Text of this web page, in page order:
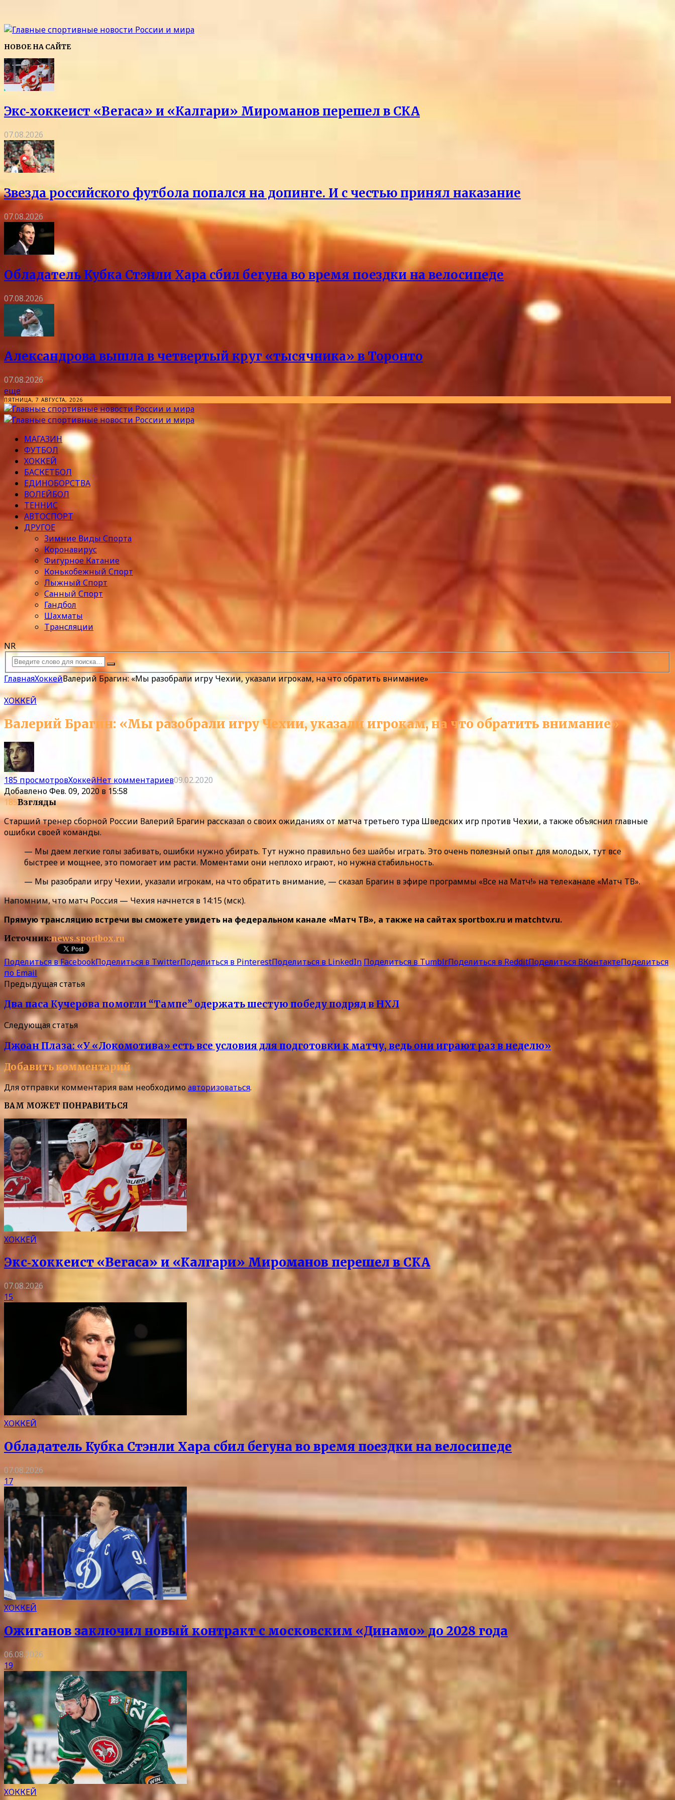
НОВОЕ НА САЙТЕ
Экс‑хоккеист «Вегаса» и «Калгари» Мироманов перешел в СКА
07.08.2026
Звезда российского футбола попался на допинге. И с честью принял наказание
07.08.2026
Обладатель Кубка Стэнли Хара сбил бегуна во время поездки на велосипеде
07.08.2026
Александрова вышла в четвертый круг «тысячника» в Торонто
07.08.2026
еще
ПЯТНИЦА, 7 АВГУСТА, 2026
МАГАЗИН
ФУТБОЛ
ХОККЕЙ
БАСКЕТБОЛ
ЕДИНОБОРСТВА
ВОЛЕЙБОЛ
ТЕННИС
АВТОСПОРТ
ДРУГОЕ
Зимние Виды Спорта
Коронавирус
Фигурное Катание
Конькобежный Спорт
Лыжный Спорт
Санный Спорт
Гандбол
Шахматы
Трансляции
NR
ГлавнаяХоккейВалерий Брагин: «Мы разобрали игру Чехии, указали игрокам, на что обратить внимание»
ХОККЕЙ
Валерий Брагин: «Мы разобрали игру Чехии, указали игрокам, на что обратить внимание»
185 просмотровХоккейНет комментариев09.02.2020
ДобавленоФев. 09, 2020 в 15:58
185Взгляды
Старший тренер сборной России Валерий Брагин рассказал о своих ожиданиях от матча третьего тура Шведских игр против Чехии, а также объяснил главные
ошибки своей команды.
— Мы даем легкие голы забивать, ошибки нужно убирать. Тут нужно правильно без шайбы играть. Это очень полезный опыт для молодых, тут все
быстрее и мощнее, это помогает им расти. Моментами они неплохо играют, но нужна стабильность.
— Мы разобрали игру Чехии, указали игрокам, на что обратить внимание, — сказал Брагин в эфире программы «Все на Матч!» на телеканале «Матч ТВ».
Напомним, что матч Россия — Чехия начнется в 14:15 (мск).
Прямую трансляцию встречи вы сможете увидеть на федеральном канале «Матч ТВ», а также на сайтах sportbox.ru и matchtv.ru.
Источник:news.sportbox.ru
Поделиться в FacebookПоделиться в TwitterПоделиться в PinterestПоделиться в LinkedIn Поделиться в TumblrПоделиться в RedditПоделиться ВКонтактеПоделиться
по Email
Предыдущая статья
Два паса Кучерова помогли “Тампе” одержать шестую победу подряд в НХЛ
Следующая статья
Джоан Плаза: «У «Локомотива» есть все условия для подготовки к матчу, ведь они играют раз в неделю»
Добавить комментарий
Для отправки комментария вам необходимоавторизоваться.
ВАМ МОЖЕТ ПОНРАВИТЬСЯ
ХОККЕЙ
Экс‑хоккеист «Вегаса» и «Калгари» Мироманов перешел в СКА
07.08.2026
15
ХОККЕЙ
Обладатель Кубка Стэнли Хара сбил бегуна во время поездки на велосипеде
07.08.2026
17
ХОККЕЙ
Ожиганов заключил новый контракт с московским «Динамо» до 2028 года
06.08.2026
19
ХОККЕЙ